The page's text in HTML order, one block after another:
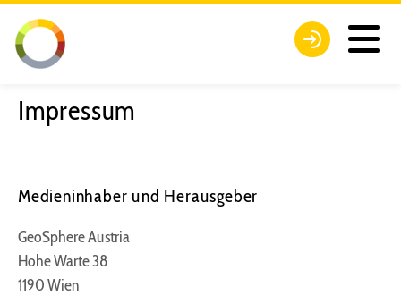
Impressum
Medieninhaber und Herausgeber
GeoSphere Austria
Hohe Warte 38
1190 Wien